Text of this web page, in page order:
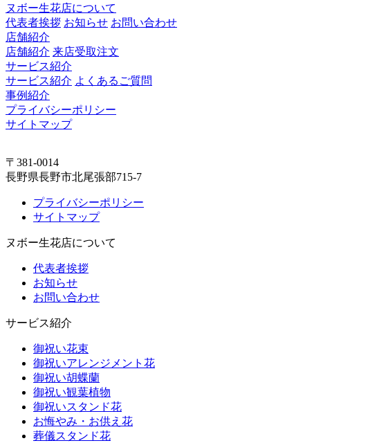
ヌボー生花店について
代表者挨拶 お知らせ お問い合わせ
店舗紹介
店舗紹介 来店受取注文
サービス紹介
サービス紹介 よくあるご質問
事例紹介
プライバシーポリシー
サイトマップ
〒381-0014
長野県長野市北尾張部715-7
プライバシーポリシー
サイトマップ
ヌボー生花店について
代表者挨拶
お知らせ
お問い合わせ
サービス紹介
御祝い花束
御祝いアレンジメント花
御祝い胡蝶蘭
御祝い観葉植物
御祝いスタンド花
お悔やみ・お供え花
葬儀スタンド花